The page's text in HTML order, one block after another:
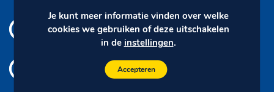
Productie in eigen huis
Spoedlevering
Je kunt meer informatie vinden over welke
cookies we gebruiken of deze uitschakelen
in de instellingen.
Accepteren